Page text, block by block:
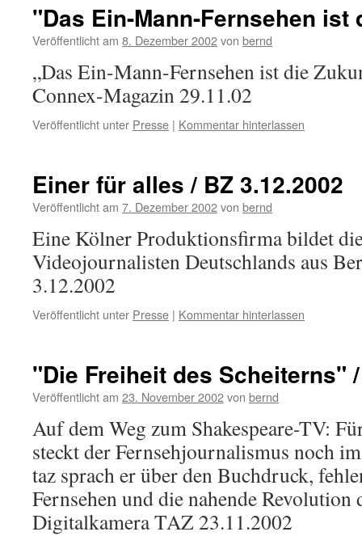
"Das Ein-Mann-Fernsehen ist
Veröffentlicht am 8. Dezember 2002von bernd
„Das Ein-Mann-Fernsehen ist die
Connex-Magazin 29.11.02
Veröffentlicht unter Presse | Kommentar hinterlassen
Einer für alles / BZ 3.12.2002
Veröffentlicht am 7. Dezember 2002von bernd
Eine Kölner Produktionsfirma bildet
Videojournalisten Deutschlands aus
3.12.2002
Veröffentlicht unter Presse | Kommentar hinterlassen
"Die Freiheit des Scheiterns"
Veröffentlicht am 23. November 2002von bernd
Auf dem Weg zum Shakespeare-TV:
steckt der Fernsehjournalismus noch
taz sprach er über den Buchdruck,
Fernsehen und die nahende
Digitalkamera TAZ 23.11.2002